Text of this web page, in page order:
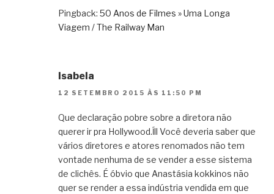
Pingback: 50 Anos de Filmes » Uma Longa
Viagem / The Railway Man
Isabela
12 SETEMBRO 2015 ÀS 11:50 PM
Que declaração pobre sobre a diretora não
querer ir pra Hollywood.ĺll Você deveria saber que
vários diretores e atores renomados não tem
vontade nenhuma de se vender a esse sistema
de clichês. É óbvio que Anastásia kokkinos não
quer se render a essa indústria vendida em que